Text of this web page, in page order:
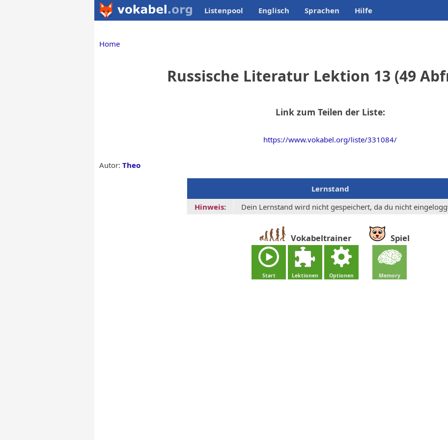
Listenpool Englisch Sprachen Hilfe
Home
Russische Literatur Lektion 13 (49
Link zum Teilen der Liste:
https://www.vokabel.org/liste/331084/
Autor: Theo
Lernstand
Hinweis:
Dein Lernstand wird nicht gespeichert, da du nicht
Vokabeltrainer
Start Lektionen Optionen
Spiel
Memory